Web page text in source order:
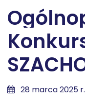
28 marca 2025 r.